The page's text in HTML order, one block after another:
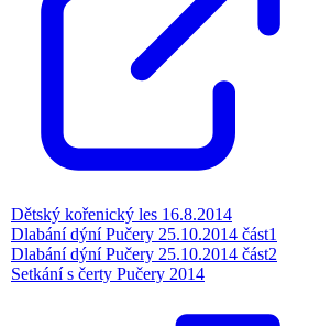
Dětský kořenický les 16.8.2014
Dlabání dýní Pučery 25.10.2014 část1
Dlabání dýní Pučery 25.10.2014 část2
Setkání s čerty Pučery 2014